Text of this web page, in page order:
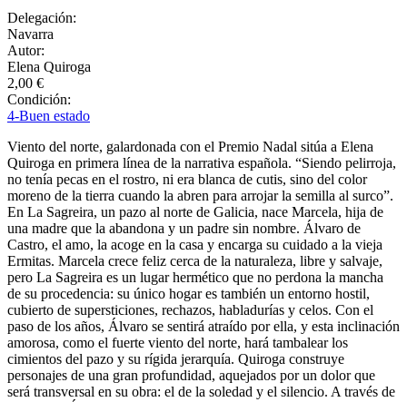
Delegación:
Navarra
Autor:
Elena Quiroga
2,00 €
Condición:
4-Buen estado
Viento del norte, galardonada con el Premio Nadal sitúa a Elena
Quiroga en primera línea de la narrativa española. “Siendo pelirroja,
no tenía pecas en el rostro, ni era blanca de cutis, sino del color
moreno de la tierra cuando la abren para arrojar la semilla al surco”.
En La Sagreira, un pazo al norte de Galicia, nace Marcela, hija de
una madre que la abandona y un padre sin nombre. Álvaro de
Castro, el amo, la acoge en la casa y encarga su cuidado a la vieja
Ermitas. Marcela crece feliz cerca de la naturaleza, libre y salvaje,
pero La Sagreira es un lugar hermético que no perdona la mancha
de su procedencia: su único hogar es también un entorno hostil,
cubierto de supersticiones, rechazos, habladurías y celos. Con el
paso de los años, Álvaro se sentirá atraído por ella, y esta inclinación
amorosa, como el fuerte viento del norte, hará tambalear los
cimientos del pazo y su rígida jerarquía. Quiroga construye
personajes de una gran profundidad, aquejados por un dolor que
será transversal en su obra: el de la soledad y el silencio. A través de